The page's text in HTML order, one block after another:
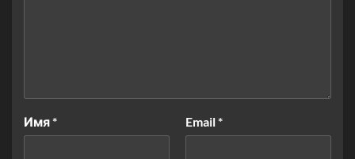
Имя* Email*